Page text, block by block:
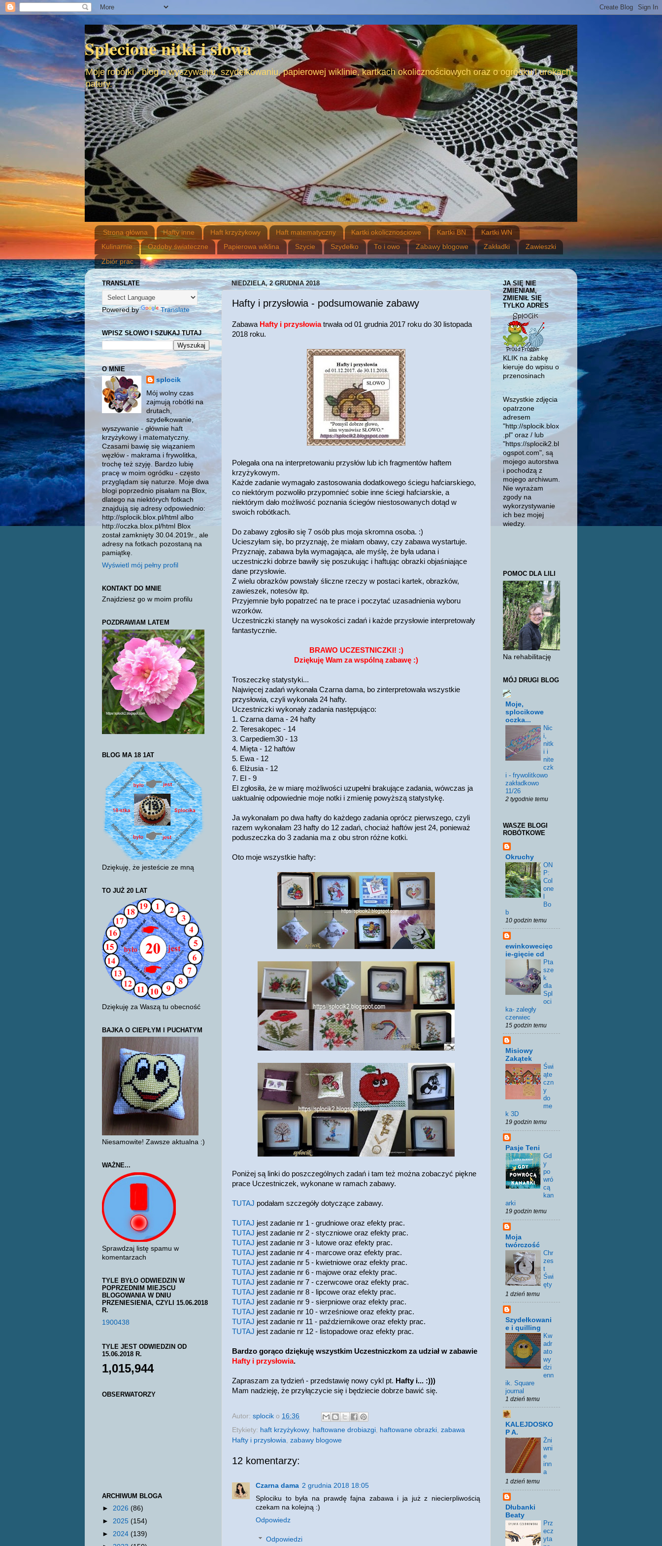
Splecione nitki i słowa
Moje robótki - blog o wyszywaniu, szydełkowaniu, papierowej wiklinie, kartkach okolicznościowych oraz o ogródku i urokach
natury.
Strona główna Hafty inne Haft krzyżykowy Haft matematyczny Kartki okolicznościowe Kartki BN
Kartki WN
Kulinarnie
Ozdoby świateczne Papierowa wiklina Szycie Szydełko To i owo Zabawy blogowe Zakładki
Zawieszki
Zbiór prac
NIEDZIELA, 2 GRUDNIA 2018
Hafty i przysłowia - podsumowanie zabawy
Zabawa Hafty i przysłowiatrwała od 01 grudnia 2017 roku do 30 listopada
2018 roku.
Polegała ona na interpretowaniu przysłów lub ich fragmentów haftem
krzyżykowym.
Każde zadanie wymagało zastosowania dodatkowego ściegu hafciarskiego,
co niektórym pozwoliło przypomnieć sobie inne ściegi hafciarskie, a
niektórym dało możliwość poznania ściegów niestosowanych dotąd w
swoich robótkach.
Do zabawy zgłosiło się 7 osób plus moja skromna osoba. :)
Ucieszyłam się, bo przyznaję, że miałam obawy, czy zabawa wystartuje.
Przyznaję, zabawa była wymagająca, ale myślę, że była udana i
uczestniczki dobrze bawiły się poszukując i haftując obrazki objaśniające
dane przysłowie.
Z wielu obrazków powstały śliczne rzeczy w postaci kartek, obrazków,
zawieszek, notesów itp.
Przyjemnie było popatrzeć na te prace i poczytać uzasadnienia wyboru
wzorków.
Uczestniczki stanęły na wysokości zadań i każde przysłowie interpretowały
fantastycznie.
BRAWO UCZESTNICZKI! :)
Dziękuję Wam za wspólną zabawę :)
Troszeczkę statystyki...
Najwięcej zadań wykonała Czarna dama, bo zinterpretowała wszystkie
przysłowia, czyli wykonała 24 hafty.
Uczestniczki wykonały zadania następująco:
1. Czarna dama - 24 hafty
2. Teresakopec - 14
3. Carpediem30 - 13
4. Mięta - 12 haftów
5. Ewa - 12
6. Elżusia - 12
7. El - 9
El zgłosiła, że w miarę możliwości uzupełni brakujące zadania, wówczas ja
uaktualnię odpowiednie moje notki i zmienię powyższą statystykę.
Ja wykonałam po dwa hafty do każdego zadania oprócz pierwszego, czyli
razem wykonałam 23 hafty do 12 zadań, chociaż haftów jest 24, ponieważ
poduszeczka do 3 zadania ma z obu stron różne kotki.
Oto moje wszystkie hafty:
Poniżej są linki do poszczególnych zadań i tam też można zobaczyć piękne
prace Uczestniczek, wykonane w ramach zabawy.
TUTAJ podałam szczegóły dotyczące zabawy.
TUTAJ jest zadanie nr 1 - grudniowe oraz efekty prac.
TUTAJ jest zadanie nr 2 - styczniowe oraz efekty prac.
TUTAJ jest zadanie nr 3 - lutowe oraz efekty prac.
TUTAJ jest zadanie nr 4 - marcowe oraz efekty prac.
TUTAJ jest zadanie nr 5 - kwietniowe oraz efekty prac.
TUTAJ jest zadanie nr 6 - majowe oraz efekty prac.
TUTAJ jest zadanie nr 7 - czerwcowe oraz efekty prac.
TUTAJ jest zadanie nr 8 - lipcowe oraz efekty prac.
TUTAJ jest zadanie nr 9 - sierpniowe oraz efekty prac.
TUTAJ jest zadanie nr 10 - wrześniowe oraz efekty prac.
TUTAJ jest zadanie nr 11 - październikowe oraz efekty prac.
TUTAJ jest zadanie nr 12 - listopadowe oraz efekty prac.
Bardzo gorąco dziękuję wszystkim Uczestniczkom za udział w zabawie
Hafty i przysłowia.
Zapraszam za tydzień - przedstawię nowy cykl pt. Hafty i... :)))
Mam nadzieję, że przyłączycie się i będziecie dobrze bawić się.
Autor: splocik o 16:36
Etykiety: haft krzyżykowy, haftowane drobiazgi, haftowane obrazki, zabawa
Hafty i przysłowia, zabawy blogowe
12 komentarzy:
Czarna dama 2 grudnia 2018 18:05
Splociku to była na prawdę fajna zabawa i ja już z niecierpliwością
czekam na kolejną :)
Odpowiedz
Odpowiedzi
TRANSLATE
Powered by Translate
WPISZ SŁOWO I SZUKAJ TUTAJ
O MNIE
splocik
Mój wolny czas
zajmują robótki na
drutach,
szydełkowanie,
wyszywanie - głównie haft
krzyżykowy i matematyczny.
Czasami bawię się wiązaniem
węzłów - makrama i frywolitka,
trochę też szyję. Bardzo lubię
pracę w moim ogródku - często
przyglądam się naturze. Moje dwa
blogi poprzednio pisałam na Blox,
dlatego na niektórych fotkach
znajdują się adresy odpowiednio:
http://splocik.blox.pl/html albo
http://oczka.blox.pl/html Blox
został zamknięty 30.04.2019r., ale
adresy na fotkach pozostaną na
pamiątkę.
Wyświetl mój pełny profil
KONTAKT DO MNIE
Znajdziesz go w moim profilu
POZDRAWIAM LATEM
BLOG MA 18 1AT
Dziękuję, że jesteście ze mną
TO JUŻ 20 LAT
Dziękuję za Waszą tu obecność
BAJKA O CIEPŁYM I PUCHATYM
Niesamowite! Zawsze aktualna :)
WAŻNE...
Sprawdzaj listę spamu w
komentarzach
TYLE BYŁO ODWIEDZIN W
POPRZEDNIM MIEJSCU
BLOGOWANIA W DNIU
PRZENIESIENIA, CZYLI 15.06.2018
R.
1900438
TYLE JEST ODWIEDZIN OD
15.06.2018 R.
1,015,944
OBSERWATORZY
ARCHIWUM BLOGA
► 2026 (86)
► 2025 (154)
► 2024 (139)
JA SIĘ NIE
ZMIENIAM,
ZMIENIŁ SIĘ
TYLKO ADRES
KLIK na żabkę
kieruje do wpisu o
przenosinach
Wszystkie zdjęcia
opatrzone
adresem
"http://splocik.blox
.pl" oraz / lub
"https://splocik2.bl
ogspot.com", są
mojego autorstwa
i pochodzą z
mojego archiwum.
Nie wyrażam
zgody na
wykorzystywanie
ich bez mojej
wiedzy.
POMOC DLA LILI
Na rehabilitację
MÓJ DRUGI BLOG
Moje,
splocikowe
oczka...
Nic
i,
nitk
i i
nite
czk
i - frywolitkowo
zakładkowo
11/26
2 tygodnie temu
WASZE BLOGI
ROBÓTKOWE
Okruchy
ON
P:
Col
one
Bo
b
10 godzin temu
ewinkowecięc
ie-gięcie cd
Pta
sze
k
dla
Spl
oci
ka- zaległy
czerwiec
15 godzin temu
Misiowy
Zakątek
Świ
ąte
czn
y
do
me
k 3D
19 godzin temu
Pasje Teni
Gd
y
po
wró
cą
kan
arki
19 godzin temu
Moja
twórczość
Chr
zes
t
Świ
ęty
1 dzień temu
Szydełkowani
e i quilling
Kw
adr
ato
wy
dzi
enn
ik. Square
journal
1 dzień temu
KALEJDOSKO
P A.
Żni
wni
e
inn
a
1 dzień temu
Dłubanki
Beaty
Prz
ecz
yta